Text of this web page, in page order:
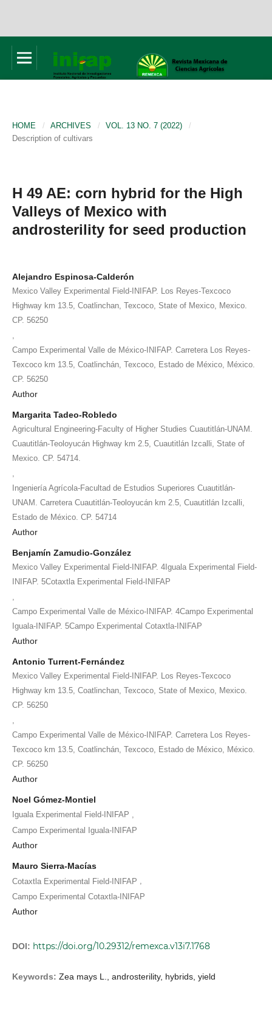
HOME / ARCHIVES / VOL. 13 NO. 7 (2022)
/
Description of cultivars
H 49 AE: corn hybrid for the High
Valleys of Mexico with
androsterility for seed production
Alejandro Espinosa-Calderón
Mexico Valley Experimental Field-INIFAP. Los Reyes-Texcoco
Highway km 13.5, Coatlinchan, Texcoco, State of Mexico, Mexico.
CP. 56250
Campo Experimental Valle de México-INIFAP. Carretera Los Reyes-
Texcoco km 13.5, Coatlinchán, Texcoco, Estado de México, México.
CP. 56250
Author
Margarita Tadeo-Robledo
Agricultural Engineering-Faculty of Higher Studies Cuautitlán-UNAM.
Cuautitlán-Teoloyucán Highway km 2.5, Cuautitlán Izcalli, State of
Mexico. CP. 54714.
Ingeniería Agrícola-Facultad de Estudios Superiores Cuautitlán-
UNAM. Carretera Cuautitlán-Teoloyucán km 2.5, Cuautitlán Izcalli,
Estado de México. CP. 54714
Author
Benjamín Zamudio-González
Mexico Valley Experimental Field-INIFAP. 4Iguala Experimental Field-
INIFAP. 5Cotaxtla Experimental Field-INIFAP
Campo Experimental Valle de México-INIFAP. 4Campo Experimental
Iguala-INIFAP. 5Campo Experimental Cotaxtla-INIFAP
Author
Antonio Turrent-Fernández
Mexico Valley Experimental Field-INIFAP. Los Reyes-Texcoco
Highway km 13.5, Coatlinchan, Texcoco, State of Mexico, Mexico.
CP. 56250
Campo Experimental Valle de México-INIFAP. Carretera Los Reyes-
Texcoco km 13.5, Coatlinchán, Texcoco, Estado de México, México.
CP. 56250
Author
Noel Gómez-Montiel
Iguala Experimental Field-INIFAP
Campo Experimental Iguala-INIFAP
Author
Mauro Sierra-Macías
Cotaxtla Experimental Field-INIFAP ,
Campo Experimental Cotaxtla-INIFAP
Author
DOI: https://doi.org/10.29312/remexca.v13i7.1768
Keywords: Zea mays L., androsterility, hybrids, yield